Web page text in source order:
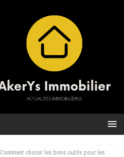
Comment choisir les bons outils pour les